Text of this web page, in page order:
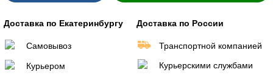
Доставка по Екатеринбургу
Самовывоз
Курьером
Доставка по России
Транспортной компанией
Курьерскими службами